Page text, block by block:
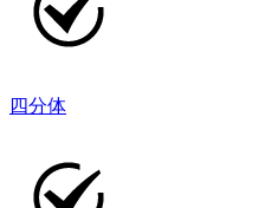
四分体